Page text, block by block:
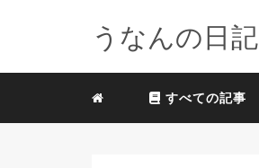
うなんの日記
すべての記事